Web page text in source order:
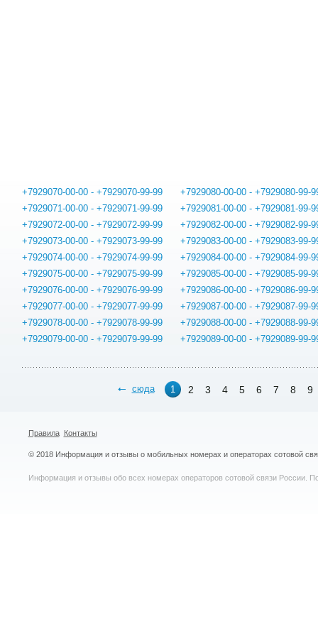
+7929070-00-00 - +7929070-99-99
+7929071-00-00 - +7929071-99-99
+7929072-00-00 - +7929072-99-99
+7929073-00-00 - +7929073-99-99
+7929074-00-00 - +7929074-99-99
+7929075-00-00 - +7929075-99-99
+7929076-00-00 - +7929076-99-99
+7929077-00-00 - +7929077-99-99
+7929078-00-00 - +7929078-99-99
+7929079-00-00 - +7929079-99-99
+7929080-00-00 - +7929080-99-
+7929081-00-00 - +7929081-99-
+7929082-00-00 - +7929082-99-
+7929083-00-00 - +7929083-99-
+7929084-00-00 - +7929084-99-
+7929085-00-00 - +7929085-99-
+7929086-00-00 - +7929086-99-
+7929087-00-00 - +7929087-99-
+7929088-00-00 - +7929088-99-
+7929089-00-00 - +7929089-99-
сюда 1 2 3 4 5 6 7 8 9
Правила Контакты
© 2018 Информация и отзывы о мобильных номерах и операторах сотовой
Информация и отзывы обо всех номерах операторов сотовой связи России.